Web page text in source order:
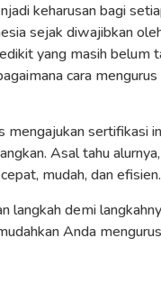
keharusan bagi
sejak diwajibkan
yang masih belum
cara
mengajukan sertifikasi
Asal tahu
mudah, dan efisien.
langkah demi
Anda